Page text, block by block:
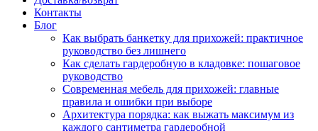
Контакты
Блог
Как выбрать банкетку для прихожей: практичное
руководство без лишнего
Как сделать гардеробную в кладовке: пошаговое
руководство
Современная мебель для прихожей: главные
правила и ошибки при выборе
Архитектура порядка: как выжать максимум из
каждого сантиметра гардеробной